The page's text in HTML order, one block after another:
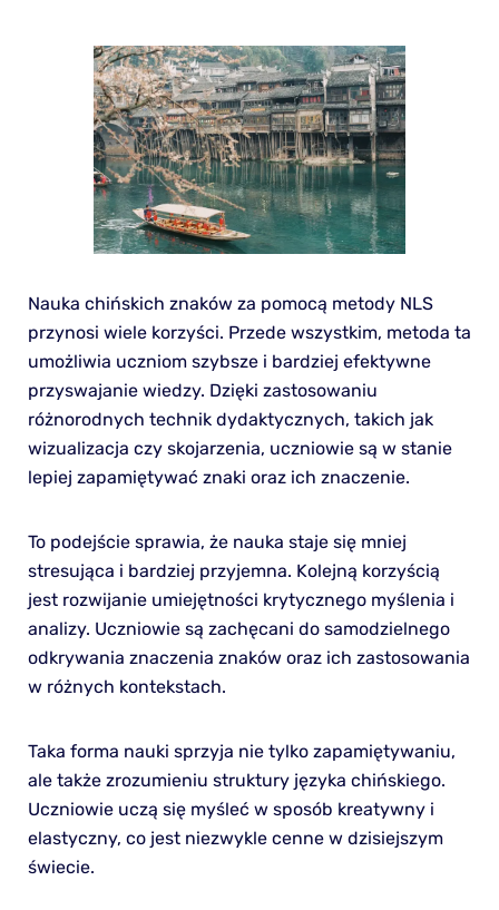
Nauka chińskich znaków za pomocą metody NLS
przynosi wiele korzyści. Przede wszystkim, metoda ta
umożliwia uczniom szybsze i bardziej efektywne
przyswajanie wiedzy. Dzięki zastosowaniu
różnorodnych technik dydaktycznych, takich jak
wizualizacja czy skojarzenia, uczniowie są w stanie
lepiej zapamiętywać znaki oraz ich znaczenie.
To podejście sprawia, że nauka staje się mniej
stresująca i bardziej przyjemna. Kolejną korzyścią
jest rozwijanie umiejętności krytycznego myślenia i
analizy. Uczniowie są zachęcani do samodzielnego
odkrywania znaczenia znaków oraz ich zastosowania
w różnych kontekstach.
Taka forma nauki sprzyja nie tylko zapamiętywaniu,
ale także zrozumieniu struktury języka chińskiego.
Uczniowie uczą się myśleć w sposób kreatywny i
elastyczny, co jest niezwykle cenne w dzisiejszym
świecie.